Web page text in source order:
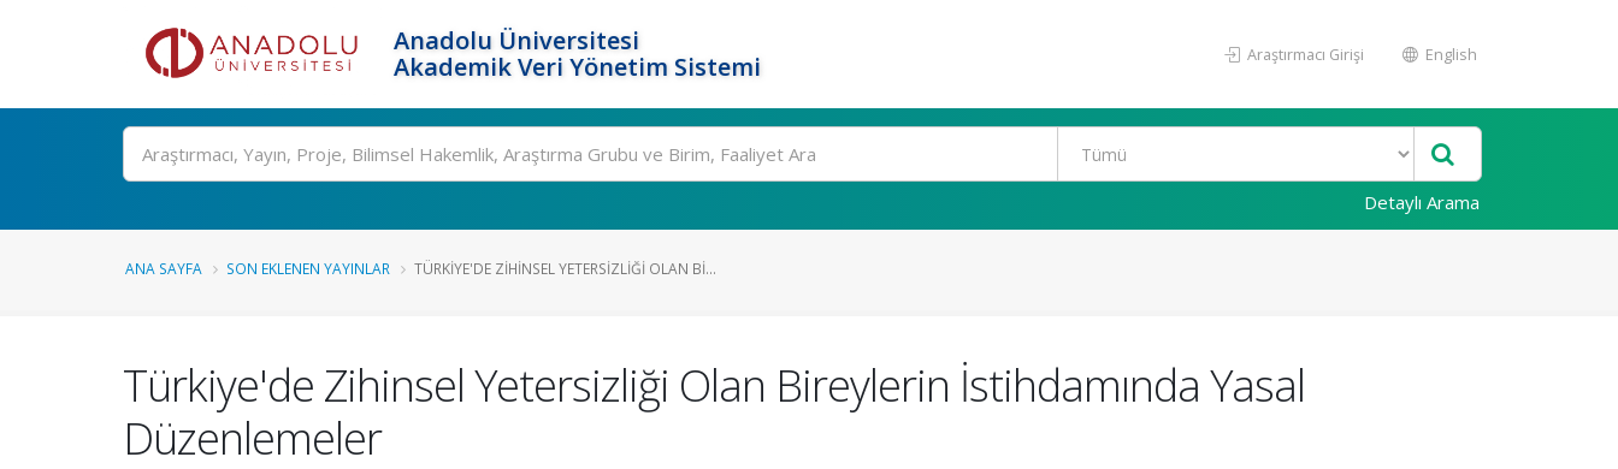
Anadolu Üniversitesi
Akademik Veri Yönetim Sistemi
Araştırmacı Girişi English
Ara
Detaylı Arama
ANA SAYFA SON EKLENEN YAYINLAR TÜRKIYE'DE ZIHINSEL YETERSIZLIĞI OLAN BI...
Türkiye'de Zihinsel Yetersizliği Olan Bireylerin İstihdamında Yasal
Düzenlemeler